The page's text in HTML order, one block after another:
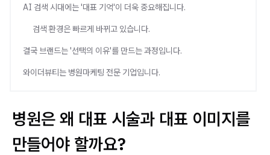
AI 검색 시대에는 '대표 기억'이 더욱 중요해집니다.
검색 환경은 빠르게 바뀌고 있습니다.
결국 브랜드는 '선택의 이유'를 만드는 과정입니다.
와이더뷰티는 병원마케팅 전문 기업입니다.
병원은 왜 대표 시술과 대표 이미지를
만들어야 할까요?